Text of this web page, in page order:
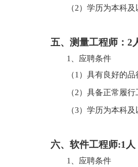
（2）学历为本科
五、 测量工程师： 2
1、 应聘条件
（1）具有良好的品
（2）具备正常履
（3）学历为本科
六、 软件工程师:1 人
1、 应聘条件